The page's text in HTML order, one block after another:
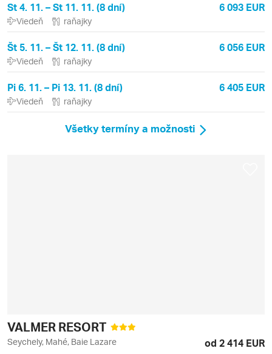
St 4. 11. – St 11. 11. (8 dní) 6 093 EUR
Viedeň raňajky
Št 5. 11. – Št 12. 11. (8 dní) 6 056 EUR
Viedeň raňajky
Pi 6. 11. – Pi 13. 11. (8 dní) 6 405 EUR
Viedeň raňajky
Všetky termíny a možnosti
VALMER RESORT
Seychely, Mahé, Baie Lazare od 2 414 EUR